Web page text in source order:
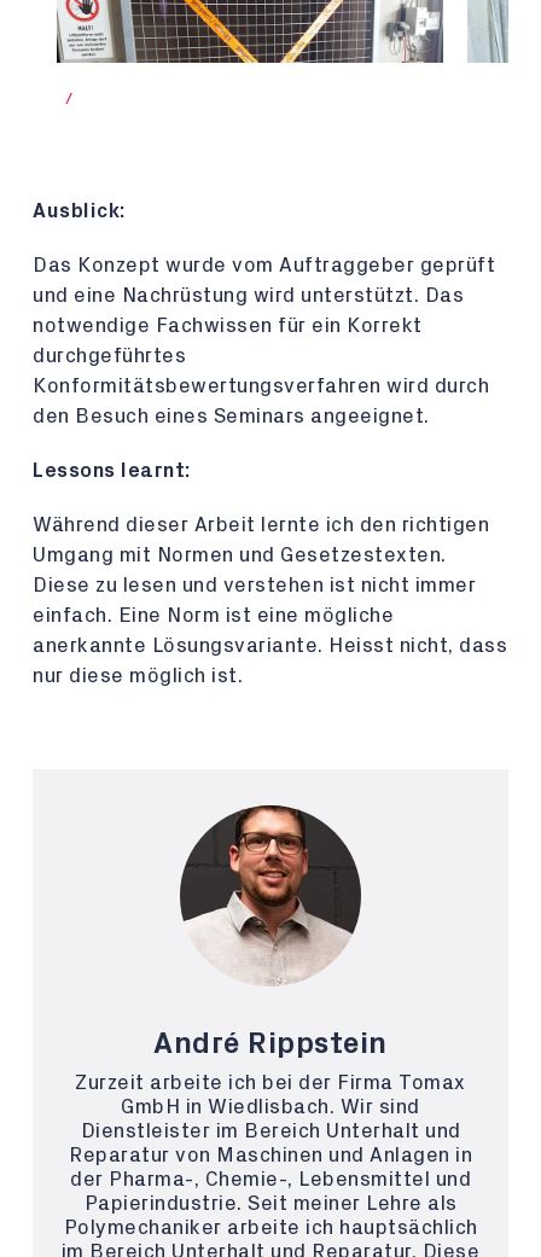
/
Ausblick:
Das Konzept wurde vom Auftraggeber geprüft
und eine Nachrüstung wird unterstützt. Das
notwendige Fachwissen für ein Korrekt
durchgeführtes
Konformitätsbewertungsverfahren wird durch
den Besuch eines Seminars angeeignet.
Lessons learnt:
Während dieser Arbeit lernte ich den richtigen
Umgang mit Normen und Gesetzestexten.
Diese zu lesen und verstehen ist nicht immer
einfach. Eine Norm ist eine mögliche
anerkannte Lösungsvariante. Heisst nicht, dass
nur diese möglich ist.
André Rippstein
Zurzeit arbeite ich bei der Firma Tomax
GmbH in Wiedlisbach. Wir sind
Dienstleister im Bereich Unterhalt und
Reparatur von Maschinen und Anlagen in
der Pharma-, Chemie-, Lebensmittel und
Papierindustrie. Seit meiner Lehre als
Polymechaniker arbeite ich hauptsächlich
im Bereich Unterhalt und Reparatur. Diese